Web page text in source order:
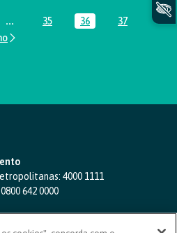
...Páginas intermediárias Usar ABA
Página
35 Página
36 Página
37
ABA para navegar.
4000 1111
0800 642 0000
4420